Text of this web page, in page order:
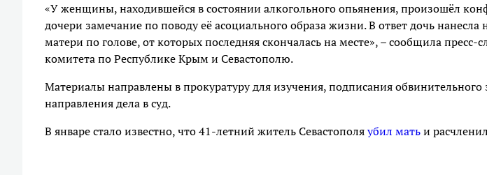
«У женщины, находившейся в состоянии алкогольного опьянения, произошёл
дочери замечание по поводу её асоциального образа жизни. В ответ дочь
матери по голове, от которых последняя скончалась на месте», – сообщила пресс-
комитета по Республике Крым и Севастополю.
Материалы направлены в прокуратуру для изучения, подписания
направления дела в суд.
В январе стало известно, что 41-летний житель Севастополяубил матьи